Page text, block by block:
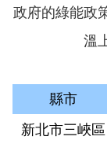
政府的綠能政
溫
縣市
新北市三峽區